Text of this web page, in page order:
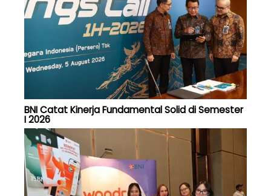
BNI Catat Kinerja Fundamental Solid di Semester
I 2026